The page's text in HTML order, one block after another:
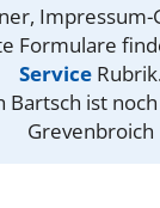
Formulare
Service
Bartsch ist
Grevenbroich